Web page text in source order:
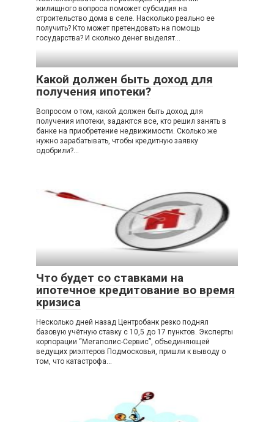
жилищного вопроса поможет субсидия на
строительство дома в селе. Насколько реально ее
получить? Кто может претендовать на помощь
государства? И сколько денег выделят…
Какой должен быть доход для
получения ипотеки?
Вопросом о том, какой должен быть доход для
получения ипотеки, задаются все, кто решил занять в
банке на приобретение недвижимости. Сколько же
нужно зарабатывать, чтобы кредитную заявку
одобрили?…
Что будет со ставками на
ипотечное кредитование во время
кризиса
Несколько дней назад Центробанк резко поднял
базовую учётную ставку с 10,5 до 17 пунктов. Эксперты
корпорации “Мегаполис-Сервис”, объединяющей
ведущих риэлтеров Подмосковья, пришли к выводу о
том, что катастрофа…